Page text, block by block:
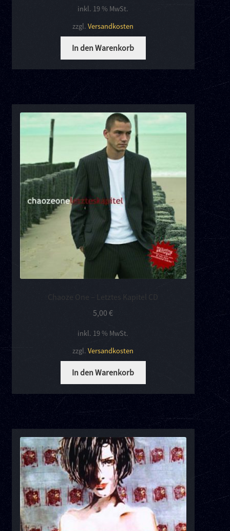
inkl. 19 % MwSt.
zzgl.Versandkosten
In den Warenkorb
Chaoze One – Letztes Kapitel CD
5,00€
inkl. 19 % MwSt.
zzgl.Versandkosten
In den Warenkorb